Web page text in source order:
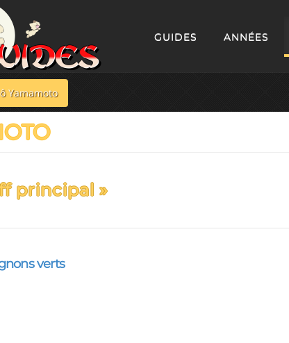
GUIDES ANNÉES
Yamamoto
principal »
verts